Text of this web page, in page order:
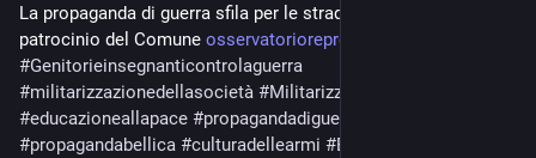
La propaganda di guerra sfila per le strade di Monza con il
patrocinio del Comune osservatoriorepressione.info/l
#Genitorieinsegnanticontrolaguerra
#militarizzazionedellasocietà #Militarizzazionedellescuole
#educazioneallapace #propagandadiguerra
#propagandabellica #culturadellearmi #EsercitoItaliano